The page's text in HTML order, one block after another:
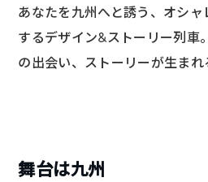
あなたを九州へと誘う、オシ
するデザイン&ストーリー列車
の出会い、ストーリーが生まれ
舞台は九州